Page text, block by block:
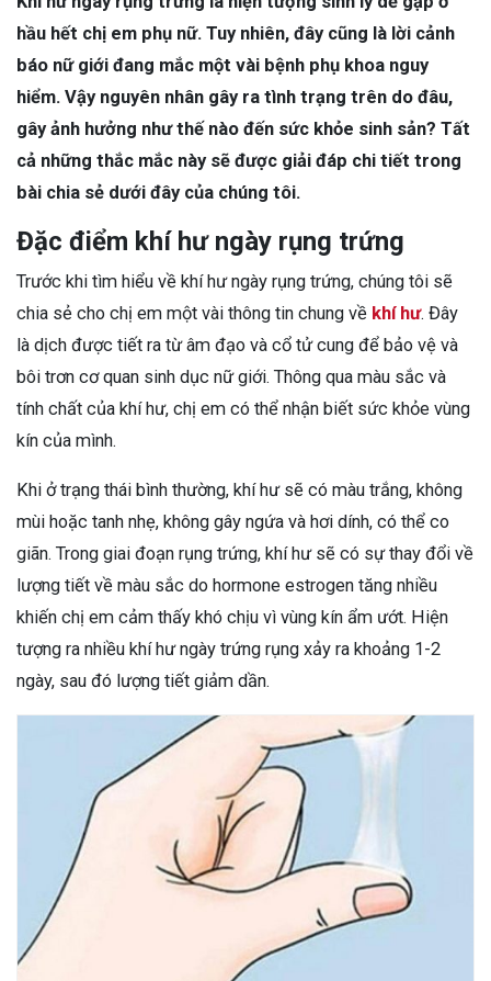
hầu hết chị em phụ nữ. Tuy nhiên, đây cũng là lời cảnh
báo nữ giới đang mắc một vài bệnh phụ khoa nguy
hiểm. Vậy nguyên nhân gây ra tình trạng trên do đâu,
gây ảnh hưởng như thế nào đến sức khỏe sinh sản? Tất
cả những thắc mắc này sẽ được giải đáp chi tiết trong
bài chia sẻ dưới đây của chúng tôi.
Đặc điểm khí hư ngày rụng trứng
Trước khi tìm hiểu về khí hư ngày rụng trứng, chúng tôi sẽ
chia sẻ cho chị em một vài thông tin chung về khí hư. Đây
là dịch được tiết ra từ âm đạo và cổ tử cung để bảo vệ và
bôi trơn cơ quan sinh dục nữ giới. Thông qua màu sắc và
tính chất của khí hư, chị em có thể nhận biết sức khỏe vùng
kín của mình.
Khi ở trạng thái bình thường, khí hư sẽ có màu trắng, không
mùi hoặc tanh nhẹ, không gây ngứa và hơi dính, có thể co
giãn. Trong giai đoạn rụng trứng, khí hư sẽ có sự thay đổi về
lượng tiết về màu sắc do hormone estrogen tăng nhiều
khiến chị em cảm thấy khó chịu vì vùng kín ẩm ướt. Hiện
tượng ra nhiều khí hư ngày trứng rụng xảy ra khoảng 1-2
ngày, sau đó lượng tiết giảm dần.